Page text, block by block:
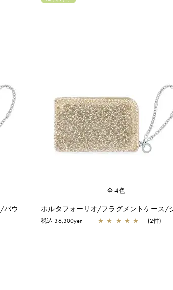
ポルタフォーリオ/フラグメントケース/パウダリーピンクシルバー
全4色
税込 36,300yen ★ ★ ★ ★ ★ (2件)